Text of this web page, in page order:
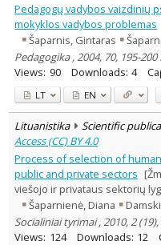
Pedagogų vadybos vaizdinių
mokyklos vadybos problemas
Šaparnis, Gintaras
Pedagogika , 2004, 70, 195-
Views: 90 Downloads: 4
LT EN
Lituanistika Scientific
Access (CC) BY 4.0
Process of selection of
public and private sectors
viešojo ir privataus sektorių
Šaparnienė, Diana
Socialiniai tyrimai , 2010, 2
Views: 124 Downloads: 12